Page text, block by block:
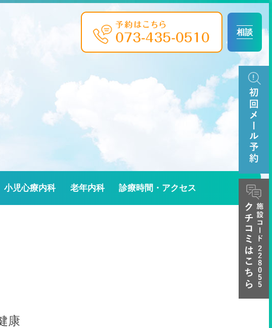
相談
小児心療内科 老年内科 診療時間・アクセス
康